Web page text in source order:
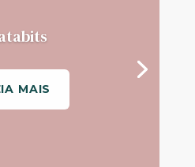
MAIS